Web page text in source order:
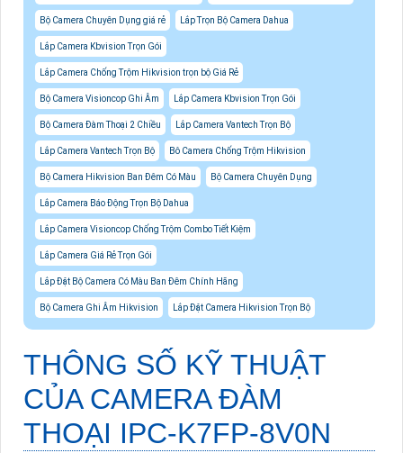
Bộ Camera Chuyên Dụng giá rẻ Lắp Trọn Bộ Camera Dahua
Lắp Camera Kbvision Trọn Gói
Lắp Camera Chống Trộm Hikvision trọn bộ Giá Rẻ
Bộ Camera Visioncop Ghi Âm Lắp Camera Kbvision Trọn Gói
Bộ Camera Đàm Thoại 2 Chiều Lắp Camera Vantech Trọn Bộ
Lắp Camera Vantech Trọn Bộ Bô Camera Chống Trộm Hikvision
Bộ Camera Hikvision Ban Đêm Có Màu Bộ Camera Chuyên Dụng
Lắp Camera Báo Động Trọn Bộ Dahua
Lắp Camera Visioncop Chống Trộm Combo Tiết Kiệm
Lắp Camera Giá Rẻ Trọn Gói
Lắp Đặt Bộ Camera Có Màu Ban Đêm Chính Hãng
Bộ Camera Ghi Âm Hikvision Lắp Đặt Camera Hikvision Trọn Bộ
THÔNG SỐ KỸ THUẬT
CỦA CAMERA ĐÀM
THOẠI IPC-K7FP-8V0N